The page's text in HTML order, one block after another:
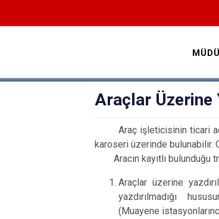
Araçlar Üzerine
Araç işleticisinin ticari
karoseri üzerinde bulunabilir.
Aracın kayıtlı bulunduğu
​Araçlar üzerine
yazdırılmadığı
(Muayene